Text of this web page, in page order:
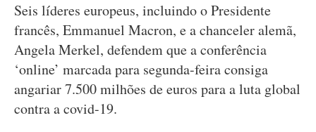
Seis líderes europeus, incluindo o Presidente
francês, Emmanuel Macron, e a chanceler alemã,
Angela Merkel, defendem que a conferência
‘online’ marcada para segunda-feira consiga
angariar 7.500 milhões de euros para a luta global
contra a covid-19.